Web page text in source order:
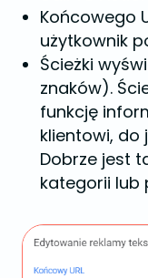
Końcowego
użytkownik
Ścieżki
znaków).
funkcję
klientowi, do
Dobrze jest
kategorii lub